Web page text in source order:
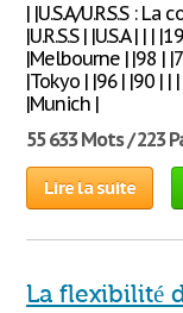
| |U.S.A/U.R.S.S :
|U.R.S.S | |U.S.A | |
|Melbourne | |98 |
|Tokyo | |96 | |90 | |
|Munich |
55 633 Mots / 223
Lire la suite
La flexibilité